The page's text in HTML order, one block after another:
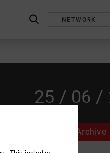
NETWORK
25 / 06 /
Archive